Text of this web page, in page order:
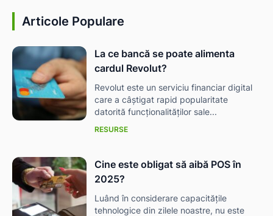
Articole Populare
La ce bancă se poate alimenta
cardul Revolut?
Revolut este un serviciu financiar digital
care a câștigat rapid popularitate
datorită funcționalităților sale...
RESURSE
Cine este obligat să aibă POS în
2025?
Luând în considerare capacitățile
tehnologice din zilele noastre, nu este